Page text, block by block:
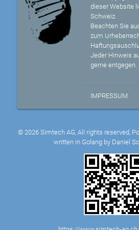
dieser Website
Schweiz.
Beachten Sie
zum
Jeder Hinweis
gerne entgegen.
IMPRESSUM
© 2026 Simtech AG, All rights reserved,
written in Golang by Daniel